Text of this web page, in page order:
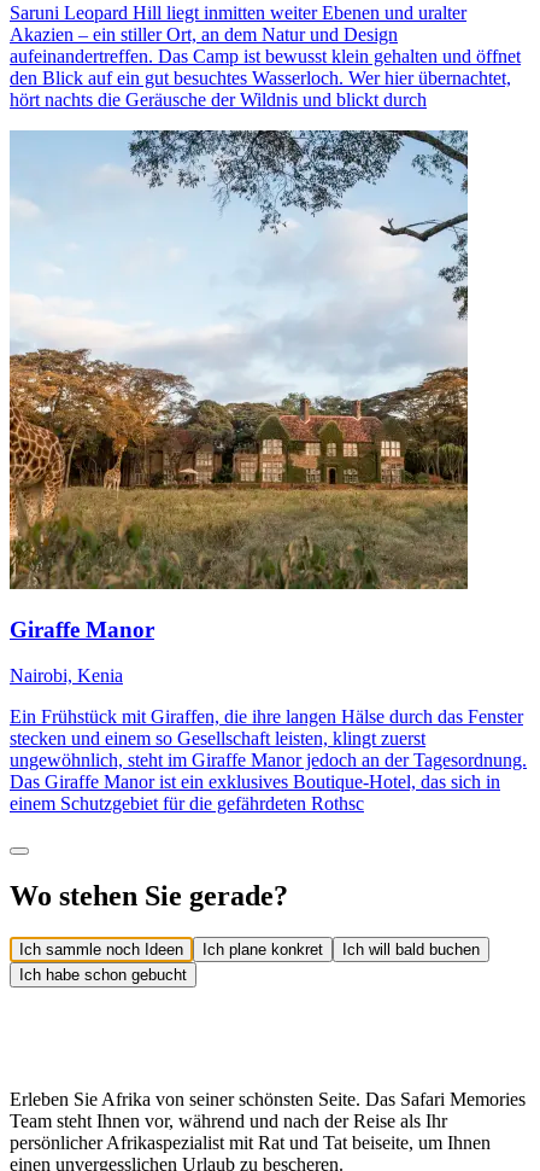
Saruni Leopard Hill liegt inmitten weiter Ebenen und uralter
Akazien – ein stiller Ort, an dem Natur und Design
aufeinandertreffen. Das Camp ist bewusst klein gehalten und öffnet
den Blick auf ein gut besuchtes Wasserloch. Wer hier übernachtet,
hört nachts die Geräusche der Wildnis und blickt durch
Giraffe Manor
Nairobi, Kenia
Ein Frühstück mit Giraffen, die ihre langen Hälse durch das Fenster
stecken und einem so Gesellschaft leisten, klingt zuerst
ungewöhnlich, steht im Giraffe Manor jedoch an der Tagesordnung.
Das Giraffe Manor ist ein exklusives Boutique-Hotel, das sich in
einem Schutzgebiet für die gefährdeten Rothsc
Wo stehen Sie gerade?
Ich sammle noch Ideen Ich plane konkret
Ich will bald buchen
Ich habe schon gebucht
Erleben Sie Afrika von seiner schönsten Seite. Das Safari Memories
Team steht Ihnen vor, während und nach der Reise als Ihr
persönlicher Afrikaspezialist mit Rat und Tat beiseite, um Ihnen
einen unvergesslichen Urlaub zu bescheren.